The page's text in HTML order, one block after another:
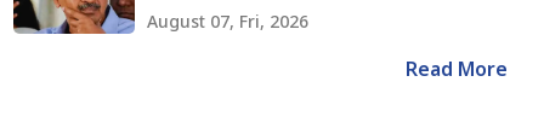
August 07, Fri, 2026
Read More